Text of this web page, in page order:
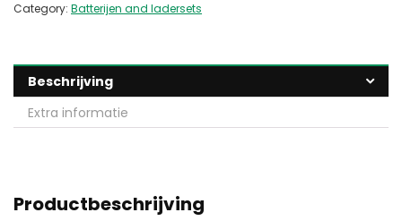
Category: Batterijen and ladersets
Beschrijving
Extra informatie
Productbeschrijving